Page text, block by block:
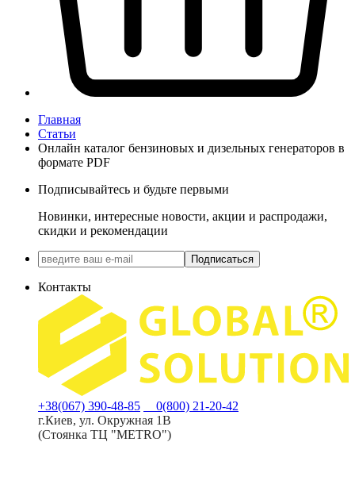
Главная
Статьи
Онлайн каталог бензиновых и дизельных генераторов в
формате PDF
Подписывайтесь и будьте первыми
Новинки, интересные новости, акции и распродажи,
скидки и рекомендации
Подписаться
Контакты
+38(067) 390-48-85
0(800) 21-20-42
г.Киев, ул. Окружная 1В
(Стоянка ТЦ "METRO")